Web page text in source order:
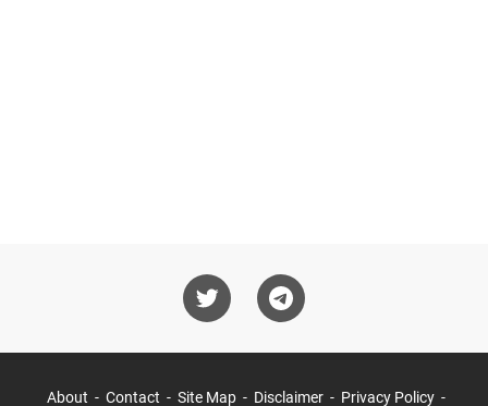
About Contact Site Map Disclaimer Privacy Policy